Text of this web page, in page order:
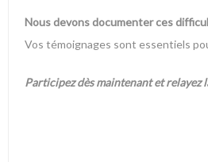
Nous devons documenter ces
Vos témoignages sont essentiels
Participez dès maintenant et relayez